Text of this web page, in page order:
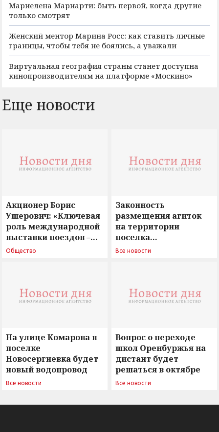
Мариелена Мариарти: быть первой, когда другие
только смотрят
Женский ментор Марина Росс: как ставить личные
границы, чтобы тебя не боялись, а уважали
Виртуальная география страны станет доступна
кинопроизводителям на платформе «Москино»
Еще новости
Акционер Борис
Ушерович: «Ключевая
роль международной
выставки поездов –
поиск ответов на
Общество
Законность
размещения агиток
на территории
поселка
Новосергиевка
Все новости
На улице Комарова в
поселке
Новосергиевка будет
новый водопровод
Все новости
Вопрос о переходе
школ Оренбуржья на
дистант будет
решаться в октябре
Все новости